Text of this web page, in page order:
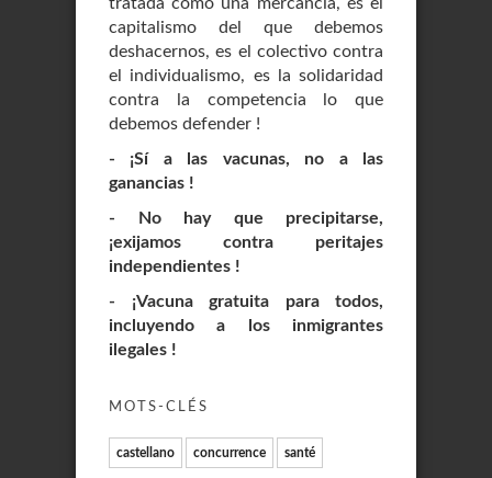
capitalismo del que debemos
deshacernos, es el colectivo contra
el individualismo, es la solidaridad
contra la competencia lo que
debemos defender !
- ¡Sí a las vacunas, no a las
ganancias !
- No hay que precipitarse,
¡exijamos contra peritajes
independientes !
- ¡Vacuna gratuita para todos,
incluyendo a los inmigrantes
ilegales !
MOTS-CLÉS
castellano concurrence santé